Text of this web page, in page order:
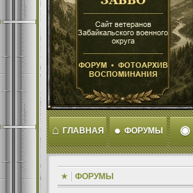
⌂ ГЛАВНАЯ ● ФОРУМЫ ◉
ФОРУМЫ